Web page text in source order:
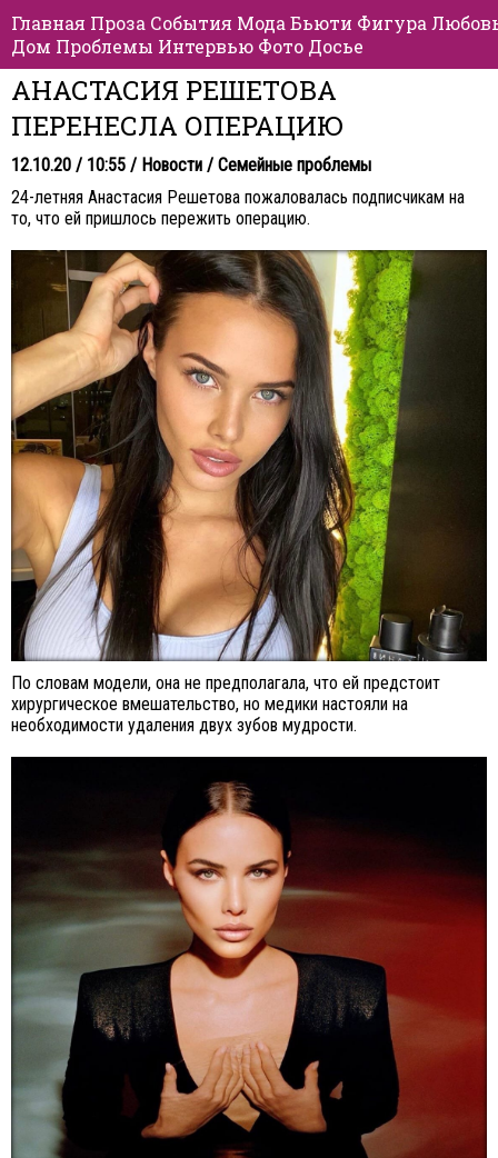
Главная Проза События Мода Бьюти Фигура
Дом Проблемы Интервью Фото Досье
АНАСТАСИЯ РЕШЕТОВА
ПЕРЕНЕСЛА ОПЕРАЦИЮ
12.10.20 / 10:55 / Новости / Семейные проблемы
24-летняя Анастасия Решетова пожаловалась подписчикам на
то, что ей пришлось пережить операцию.
По словам модели, она не предполагала, что ей предстоит
хирургическое вмешательство, но медики настояли на
необходимости удаления двух зубов мудрости.